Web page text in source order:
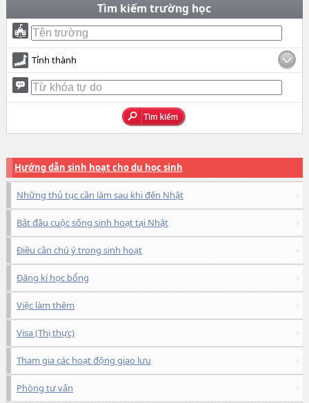
Tìm kiếm trường học
Tỉnh thành
Hướng dẫn sinh hoạt cho du học sinh
Những thủ tục cần làm sau khi đến Nhật
Bắt đầu cuộc sống sinh hoạt tại Nhật
Điều cần chú ý trong sinh hoạt
Đăng kí học bổng
Việc làm thêm
Visa (Thị thực)
Tham gia các hoạt động giao lưu
Phòng tư vấn